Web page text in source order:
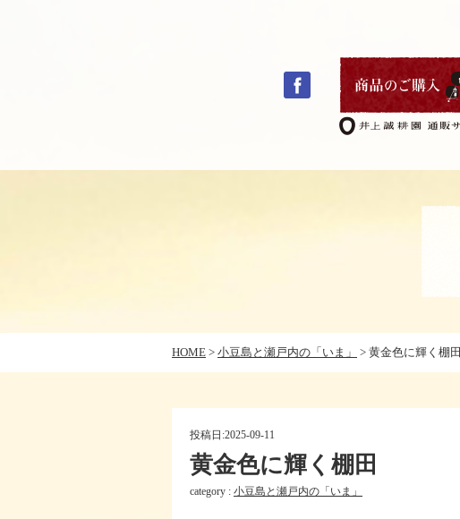
ッ
HOME > 小豆島と瀬戸内の「いま」 > 黄金色に輝く棚田
投稿日:2025-09-11
黄金色に輝く棚田
category : 小豆島と瀬戸内の「いま」